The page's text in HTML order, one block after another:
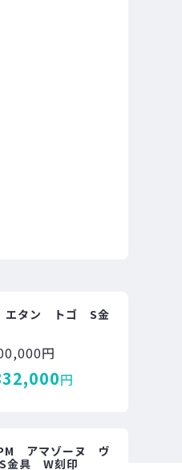
エタン トゴ S金
円
円
アマゾーヌ ヴ
金具 W刻印